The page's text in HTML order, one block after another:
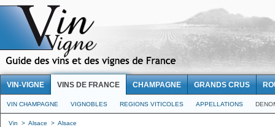
VIN-VIGNE VINS DE FRANCE CHAMPAGNE GRANDS CRUS
VIN CHAMPAGNE VIGNOBLES REGIONS VITICOLES APPELLATIONS
Vin > Alsace > Alsace